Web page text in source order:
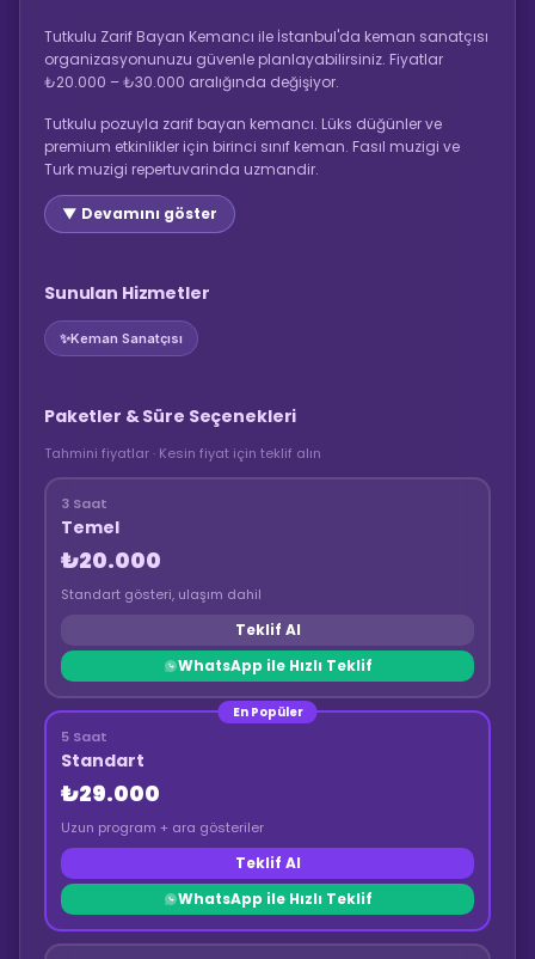
Tutkulu Zarif Bayan Kemancı ile İstanbul'da keman sanatçısı
organizasyonunuzu güvenle planlayabilirsiniz. Fiyatlar
₺20.000 – ₺30.000 aralığında değişiyor.
Tutkulu pozuyla zarif bayan kemancı. Lüks düğünler ve
premium etkinlikler için birinci sınıf keman. Fasıl muzigi ve
Turk muzigi repertuvarinda uzmandir.
▼ Devamını göster
Sunulan Hizmetler
✨Keman Sanatçısı
Paketler & Süre Seçenekleri
Tahmini fiyatlar · Kesin fiyat için teklif alın
3 Saat
Temel
₺20.000
Standart gösteri, ulaşım dahil
Teklif Al
WhatsApp ile Hızlı Teklif
En Popüler
5 Saat
Standart
₺29.000
Uzun program + ara gösteriler
Teklif Al
WhatsApp ile Hızlı Teklif